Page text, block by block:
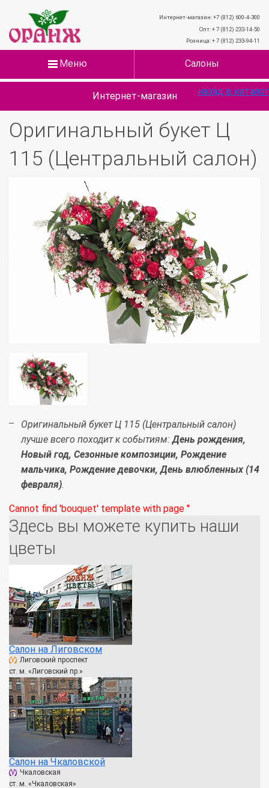
Интернет-магазин: +7 (812) 600-4-300
Опт: + 7 (812) 233-14-50
Розница: + 7 (812) 233-94-11
Меню Салоны
Интернет-магазин
Оригинальный букет Ц
115 (Центральный салон)
назад в каталог
Оригинальный букет Ц 115 (Центральный салон)
лучше всего походит к событиям:День рождения,
Новый год, Сезонные композиции, Рождение
мальчика, Рождение девочки, День влюбленных (14
февраля).
Cannot find 'bouquet' template with page ''
Здесь вы можете купить наши
цветы
Салон на Лиговском
Лиговский проспект
ст. м. «Лиговский пр.»
Салон на Чкаловской
Чкаловская
ст. м. «Чкаловская»